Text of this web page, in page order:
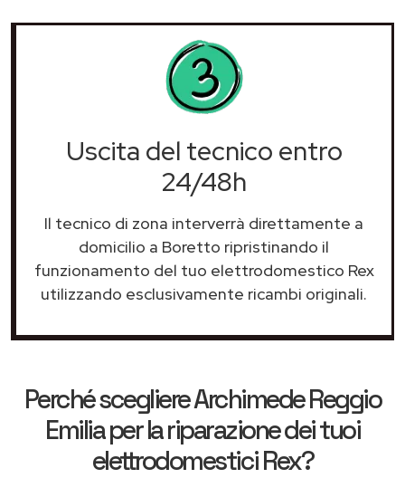
Uscita del tecnico entro
24/48h
Il tecnico di zona interverrà direttamente a
domicilio a Boretto ripristinando il
funzionamento del tuo elettrodomestico Rex
utilizzando esclusivamente ricambi originali.
Perché scegliereArchimede Reggio
Emiliaper la riparazione dei tuoi
elettrodomestici Rex?